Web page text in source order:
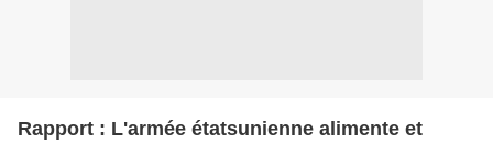
Rapport : L'armée étatsunienne alimente et